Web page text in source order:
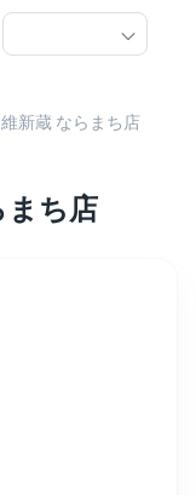
新蔵 ならまち店
まち店